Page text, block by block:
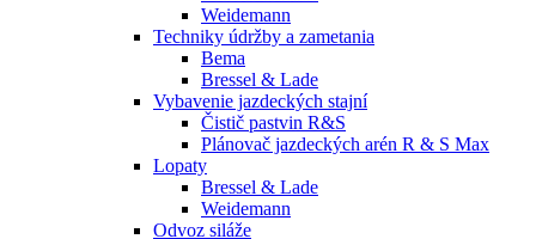
Weidemann
Techniky údržby a zametania
Bema
Bressel & Lade
Vybavenie jazdeckých stajní
Čistič pastvin R&S
Plánovač jazdeckých arén R & S Max
Lopaty
Bressel & Lade
Weidemann
Odvoz siláže